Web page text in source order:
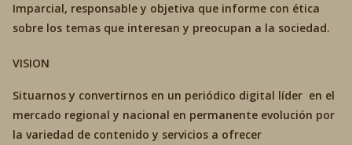
Imparcial, responsable y objetiva que informe con ética
sobre los temas que interesan y preocupan a la sociedad.
VISION
Situarnos y convertirnos en un periódico digital líder en el
mercado regional y nacional en permanente evolución por
la variedad de contenido y servicios a ofrecer